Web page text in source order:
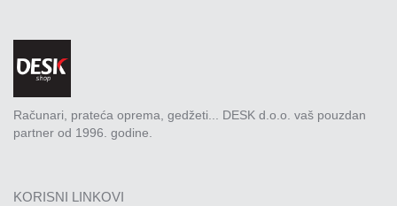
Računari, prateća oprema, gedžeti... DESK d.o.o. vaš pouzdan
partner od 1996. godine.
KORISNI LINKOVI